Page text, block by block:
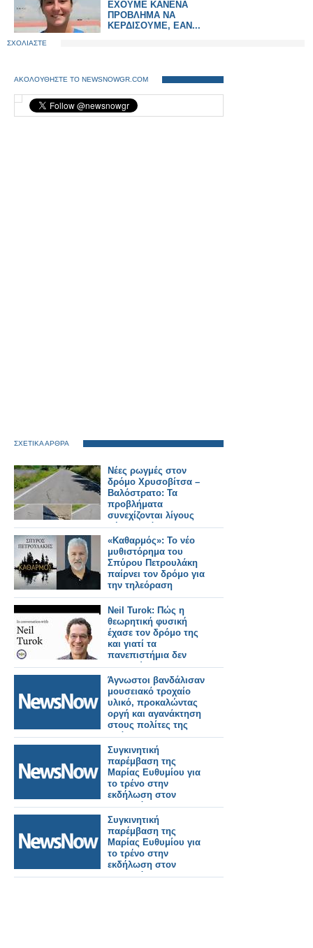
ΕΧΟΥΜΕ ΚΑΝΕΝΑ
ΠΡΟΒΛΗΜΑ ΝΑ
ΚΕΡΔΙΣΟΥΜΕ, ΕΑΝ...
ΣΧΟΛΙΑΣΤΕ
ΑΚΟΛΟΥΘΗΣΤΕ ΤΟ NEWSNOWGR.COM
ΣΧΕΤΙΚΑ ΑΡΘΡΑ
Νέες ρωγμές στον
δρόμο Χρυσοβίτσα –
Βαλόστρατο: Τα
προβλήματα
συνεχίζονται λίγους
μήνες μετά την
ασφαλτόστρωση
«Καθαρμός»: Το νέο
μυθιστόρημα του
Σπύρου Πετρουλάκη
παίρνει τον δρόμο για
την τηλεόραση
Neil Turok: Πώς η
θεωρητική φυσική
έχασε τον δρόμο της
και γιατί τα
πανεπιστήμια δεν
ενθαρρύνουν την
πρωτοτυπία
Άγνωστοι βανδάλισαν
μουσειακό τροχαίο
υλικό, προκαλώντας
οργή και αγανάκτηση
στους πολίτες της
Δράμας.
Συγκινητική
παρέμβαση της
Μαρίας Ευθυμίου για
το τρένο στην
εκδήλωση στον
κεντρικό
σιδηροδρομικό
σταθμό Καλαμάτας.
Συγκινητική
παρέμβαση της
Μαρίας Ευθυμίου για
το τρένο στην
εκδήλωση στον
κεντρικό